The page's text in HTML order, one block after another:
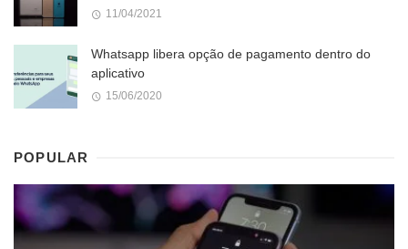
11/04/2021
Whatsapp libera opção de pagamento dentro do
aplicativo
15/06/2020
POPULAR